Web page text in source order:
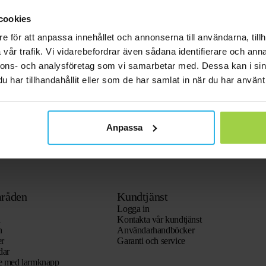
för att anpassa innehållet och annonserna till användarna,
trafik. Vi vidarebefordrar även sådana identifierare och
och analysföretag som vi samarbetar med. Dessa kan i
har tillhandahållit eller som de har samlat in när du har
Anpassa
(4G) – Utan Abonnemang för
Spotter GPS Watch Explorer – GPS
SOS knapp
kr1.101,51 kr944,78
med larmknapp
Kundtjänst
Logga in
Kontakta vår kundtjänst
Användarhandböcker
Garanti och service